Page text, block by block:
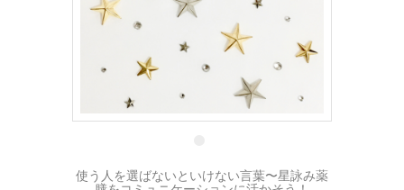
使う人を選ばないといけない言葉〜星詠み薬